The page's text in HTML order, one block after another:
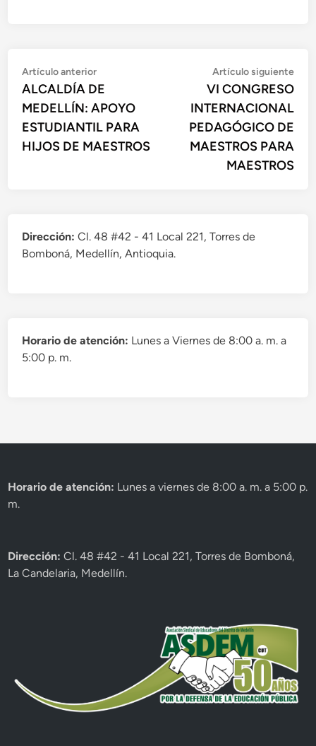
Artículo anterior
ALCALDÍA DE
MEDELLÍN: APOYO
ESTUDIANTIL PARA
HIJOS DE MAESTROS
Artículo siguiente
VI CONGRESO
INTERNACIONAL
PEDAGÓGICO DE
MAESTROS PARA
MAESTROS
Dirección:Cl. 48 #42 - 41 Local 221, Torres de
Bomboná, Medellín, Antioquia.
Horario de atención: Lunes a Viernes de 8:00 a. m. a
5:00 p. m.
Horario de atención: Lunes a viernes de 8:00 a. m. a 5:00 p.
m.
Dirección:Cl. 48 #42 - 41 Local 221, Torres de Bomboná,
La Candelaria, Medellín.